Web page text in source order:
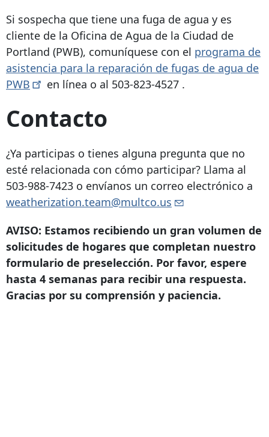
Si sospecha que tiene una fuga de agua y es
cliente de la Oficina de Agua de la Ciudad de
Portland (PWB), comuníquese con el programa de
asistencia para la reparación de fugas de agua de
PWB
en línea o al 503-823-4527.
Contacto
¿Ya participas o tienes alguna pregunta que no
esté relacionada con cómo participar? Llama al
503-988-7423 o envíanos un correo electrónico a
weatherization.team@multco.us
AVISO: Estamos recibiendo un gran volumen de
solicitudes de hogares que completan nuestro
formulario de preselección. Por favor, espere
hasta 4 semanas para recibir una respuesta.
Gracias por su comprensión y paciencia.